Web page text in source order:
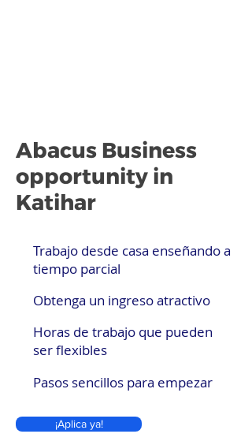
Abacus Business
opportunity in
Katihar
Trabajo desde casa enseñando a
tiempo parcial
Obtenga un ingreso atractivo
Horas de trabajo que pueden
ser flexibles
Pasos sencillos para empezar
¡Aplica ya!